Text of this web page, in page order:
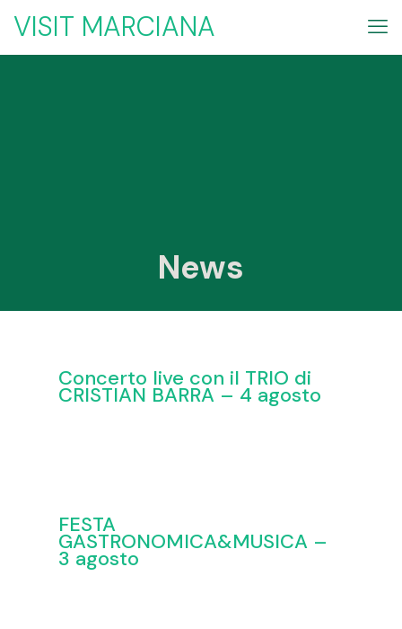
VISIT MARCIANA
News
Concerto live con il TRIO di
CRISTIAN BARRA – 4 agosto
FESTA
GASTRONOMICA&MUSICA –
3 agosto